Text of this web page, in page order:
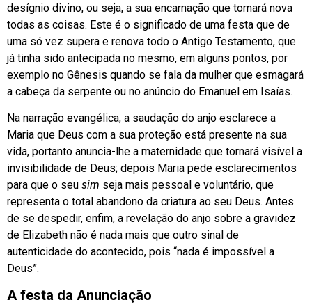
desígnio divino, ou seja, a sua encarnação que tornará nova
todas as coisas. Este é o significado de uma festa que de
uma só vez supera e renova todo o Antigo Testamento, que
já tinha sido antecipada no mesmo, em alguns pontos, por
exemplo no Gênesis quando se fala da mulher que esmagará
a cabeça da serpente ou no anúncio do Emanuel em Isaías.
Na narração evangélica, a saudação do anjo esclarece a
Maria que Deus com a sua proteção está presente na sua
vida, portanto anuncia-lhe a maternidade que tornará visível a
invisibilidade de Deus; depois Maria pede esclarecimentos
para que o seu sim seja mais pessoal e voluntário, que
representa o total abandono da criatura ao seu Deus. Antes
de se despedir, enfim, a revelação do anjo sobre a gravidez
de Elizabeth não é nada mais que outro sinal de
autenticidade do acontecido, pois “nada é impossível a
Deus”.
A festa da Anunciação